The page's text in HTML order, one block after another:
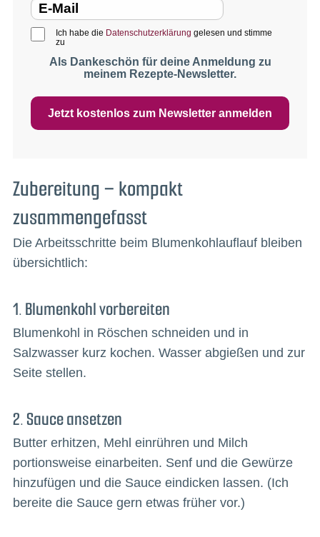
Ich habe die Datenschutzerklärung gelesen und stimme
zu
Als Dankeschön für deine Anmeldung zu
meinem Rezepte-Newsletter.
Jetzt kostenlos zum Newsletter anmelden
Zubereitung – kompakt
zusammengefasst
Die Arbeitsschritte beim Blumenkohlauflauf bleiben
übersichtlich:
1. Blumenkohl vorbereiten
Blumenkohl in Röschen schneiden und in
Salzwasser kurz kochen. Wasser abgießen und zur
Seite stellen.
2. Sauce ansetzen
Butter erhitzen, Mehl einrühren und Milch
portionsweise einarbeiten. Senf und die Gewürze
hinzufügen und die Sauce eindicken lassen. (Ich
bereite die Sauce gern etwas früher vor.)